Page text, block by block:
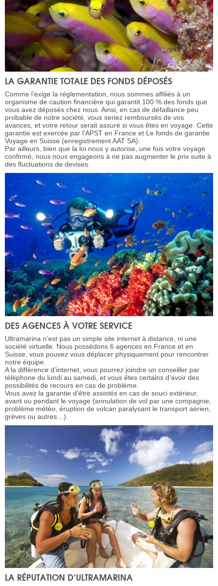
LA GARANTIE TOTALE DES FONDS DÉPOSÉS
Comme l’exige la réglementation, nous sommes affiliés à un
organisme de caution financière qui garantit 100 % des fonds que
vous avez déposés chez nous. Ainsi, en cas de défaillance peu
probable de notre société, vous seriez remboursés de vos
avances, et votre retour serait assuré si vous êtes en voyage. Cette
garantie est exercée par l’APST en France et Le fonds de garantie
Voyage en Suisse (enregistrement AAT SA).
Par ailleurs, bien que la loi nous y autorise, une fois votre voyage
confirmé, nous nous engageons à ne pas augmenter le prix suite à
des fluctuations de devises.
DES AGENCES À VOTRE SERVICE
Ultramarina n’est pas un simple site internet à distance, ni une
société virtuelle. Nous possédons 6 agences en France et en
Suisse, vous pouvez vous déplacer physiquement pour rencontrer
notre équipe.
A la différence d’internet, vous pourrez joindre un conseiller par
téléphone du lundi au samedi, et vous êtes certains d’avoir des
possibilités de recours en cas de problème.
Vous avez la garantie d'être assistés en cas de souci extérieur,
avant ou pendant le voyage (annulation de vol par une compagnie,
problème météo, éruption de volcan paralysant le transport aérien,
grèves ou autres…).
LA RÉPUTATION D’ULTRAMARINA